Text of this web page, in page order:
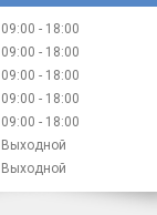
09:00
18:00
09:00
18:00
09:00
18:00
09:00
18:00
09:00
18:00
Выходной
Выходной